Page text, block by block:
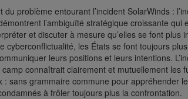
du problème entourant l’incident SolarWinds :
l’ambiguïté stratégique croissante
et discuter à mesure qu’elles se font
cyberconflictualité, les États se font toujours
leurs positions et leurs intentions.
connaîtrait clairement et mutuellement les
: sans grammaire commune pour appréhender
à frôler toujours plus la confrontation.